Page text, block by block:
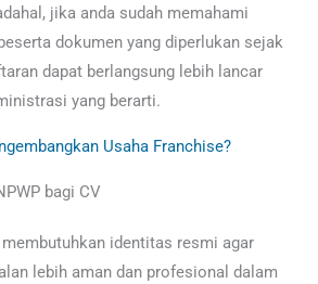
jika anda sudah memahami
dokumen yang diperlukan sejak
dapat berlangsung lebih lancar
yang berarti.
Usaha Franchise?
bagi CV
identitas resmi agar
lebih aman dan profesional dalam